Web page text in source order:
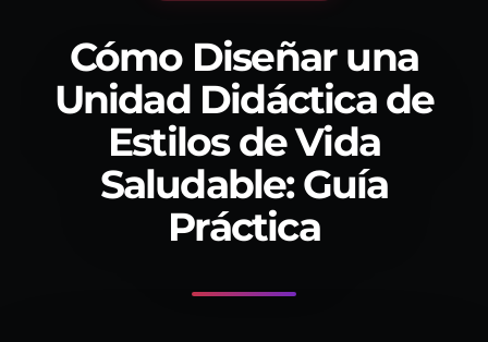
Cómo Diseñar una
Unidad Didáctica de
Estilos de Vida
Saludable: Guía
Práctica